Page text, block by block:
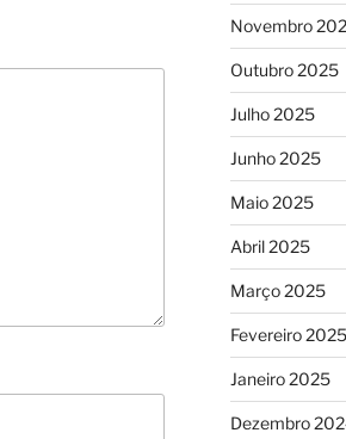
Novembro
Outubro 2025
Julho 2025
Junho 2025
Maio 2025
Abril 2025
Março 2025
Fevereiro 2025
Janeiro 2025
Dezembro